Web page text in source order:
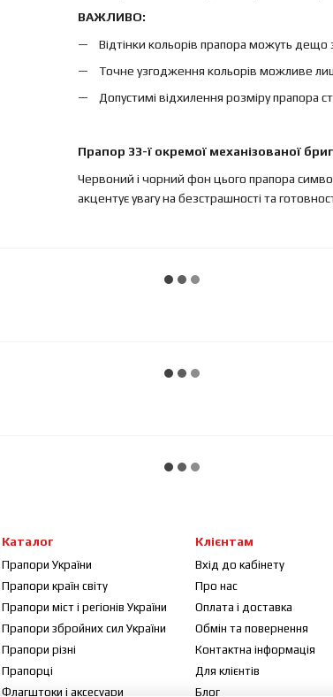
ВАЖЛИВО:
Відтінки кольорів прапора можуть дещо
Точне узгодження кольорів можливе
Допустимі відхилення розміру прапора
Прапор 33-ї окремої механізованої
Червоний і чорний фон цього прапора
акцентує увагу на безстрашності та
Каталог
Прапори України
Прапори країн світу
Прапори міст і регіонів України
Прапори збройних сил України
Прапори різні
Прапорці
Флагштоки і аксесуари
Клієнтам
Вхід до кабінету
Про нас
Оплата і доставка
Обмін та повернення
Контактна інформація
Для клієнтів
Блог